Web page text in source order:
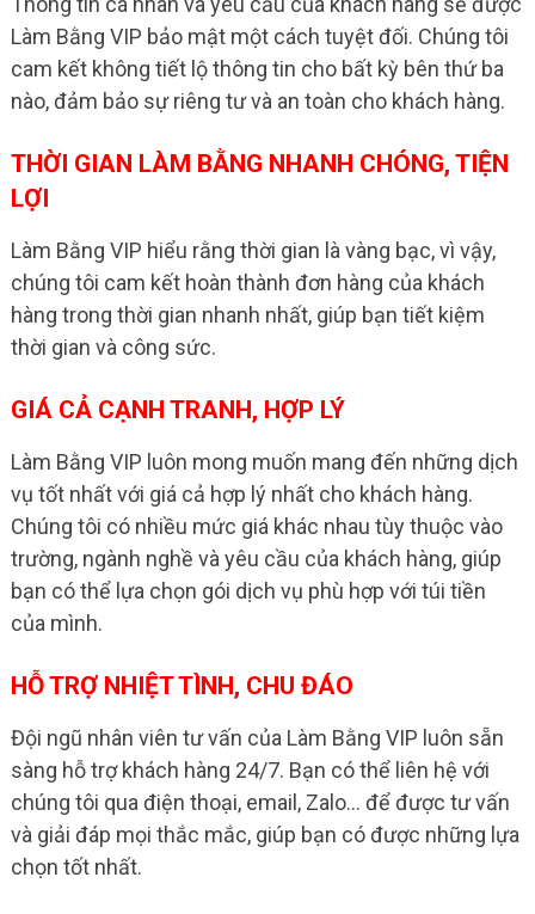
Làm Bằng VIP bảo mật một cách tuyệt đối. Chúng tôi
cam kết không tiết lộ thông tin cho bất kỳ bên thứ ba
nào, đảm bảo sự riêng tư và an toàn cho khách hàng.
THỜI GIAN LÀM BẰNG NHANH CHÓNG, TIỆN
LỢI
Làm Bằng VIP hiểu rằng thời gian là vàng bạc, vì vậy,
chúng tôi cam kết hoàn thành đơn hàng của khách
hàng trong thời gian nhanh nhất, giúp bạn tiết kiệm
thời gian và công sức.
GIÁ CẢ CẠNH TRANH, HỢP LÝ
Làm Bằng VIP luôn mong muốn mang đến những dịch
vụ tốt nhất với giá cả hợp lý nhất cho khách hàng.
Chúng tôi có nhiều mức giá khác nhau tùy thuộc vào
trường, ngành nghề và yêu cầu của khách hàng, giúp
bạn có thể lựa chọn gói dịch vụ phù hợp với túi tiền
của mình.
HỖ TRỢ NHIỆT TÌNH, CHU ĐÁO
Đội ngũ nhân viên tư vấn của Làm Bằng VIP luôn sẵn
sàng hỗ trợ khách hàng 24/7. Bạn có thể liên hệ với
chúng tôi qua điện thoại, email, Zalo… để được tư vấn
và giải đáp mọi thắc mắc, giúp bạn có được những lựa
chọn tốt nhất.